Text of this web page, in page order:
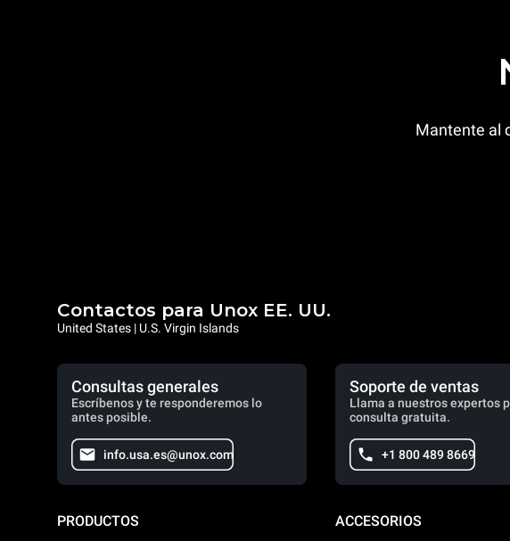
Mantente al
Contactos para Unox EE. UU.
United States | U.S. Virgin Islands
Consultas generales
Escríbenos y te responderemos lo
antes posible.
info.usa.es@unox.com
Soporte de ventas
Llama a nuestros expertos
consulta gratuita.
+1 800 489 8669
PRODUCTOS ACCESORIOS